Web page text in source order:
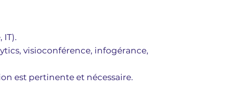
IT).
visioconférence, infogérance,
est pertinente et nécessaire.